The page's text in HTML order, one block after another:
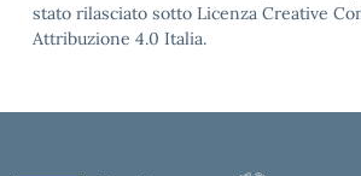
stato rilasciato sotto Licenza Creative
Attribuzione 4.0 Italia.